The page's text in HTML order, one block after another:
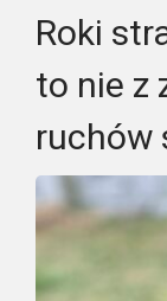
Roki
to nie z
ruchów